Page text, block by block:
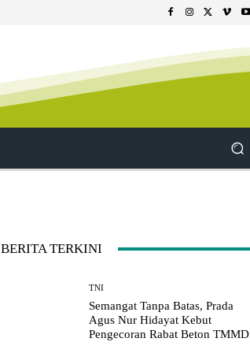
BERITA TERKINI
TNI
Semangat Tanpa Batas, Prada
Agus Nur Hidayat Kebut
Pengecoran Rabat Beton TMMD